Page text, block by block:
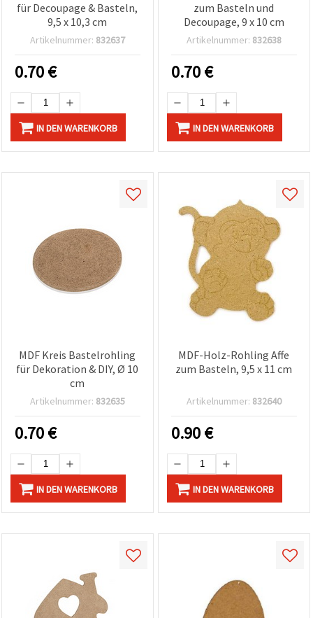
für Decoupage & Basteln,
9,5 x 10,3 cm
Artikelnummer: 832637
0.70€
IN DEN WARENKORB
zum Basteln und
Decoupage, 9 x 10 cm
Artikelnummer: 832638
0.70€
IN DEN WARENKORB
MDF Kreis Bastelrohling
für Dekoration & DIY, Ø 10
cm
Artikelnummer: 832635
0.70€
IN DEN WARENKORB
MDF-Holz-Rohling Affe
zum Basteln, 9,5 x 11 cm
Artikelnummer: 832640
0.90€
IN DEN WARENKORB